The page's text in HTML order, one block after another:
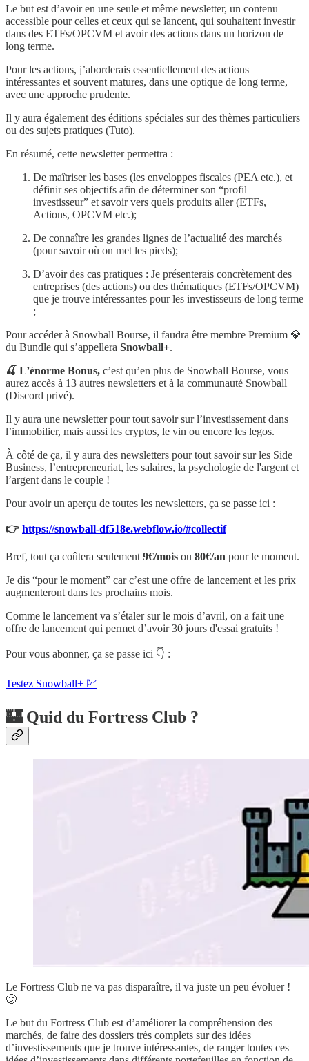
Le but est d’avoir en une seule et même newsletter, un contenu
accessible pour celles et ceux qui se lancent, qui souhaitent investir
dans des ETFs/OPCVM et avoir des actions dans un horizon de
long terme.
Pour les actions, j’aborderais essentiellement des actions
intéressantes et souvent matures, dans une optique de long terme,
avec une approche prudente.
Il y aura également des éditions spéciales sur des thèmes particuliers
ou des sujets pratiques (Tuto).
En résumé, cette newsletter permettra :
De maîtriser les bases (les enveloppes fiscales (PEA etc.), et
définir ses objectifs afin de déterminer son “profil
investisseur” et savoir vers quels produits aller (ETFs,
Actions, OPCVM etc.);
De connaître les grandes lignes de l’actualité des marchés
(pour savoir où on met les pieds);
D’avoir des cas pratiques : Je présenterais concrètement des
entreprises (des actions) ou des thématiques (ETFs/OPCVM)
que je trouve intéressantes pour les investisseurs de long terme
;
Pour accéder à Snowball Bourse, il faudra être membre Premium 💎
du Bundle qui s’appellera Snowball+.
🍒 L’énorme Bonus, c’est qu’en plus de Snowball Bourse, vous
aurez accès à 13 autres newsletters et à la communauté Snowball
(Discord privé).
Il y aura une newsletter pour tout savoir sur l’investissement dans
l’immobilier, mais aussi les cryptos, le vin ou encore les legos.
À côté de ça, il y aura des newsletters pour tout savoir sur les Side
Business, l’entrepreneuriat, les salaires, la psychologie de l'argent et
l’argent dans le couple !
Pour avoir un aperçu de toutes les newsletters, ça se passe ici :
👉 https://snowball-df518e.webflow.io/#collectif
Bref, tout ça coûtera seulement 9€/mois ou 80€/an pour le moment.
Je dis “pour le moment” car c’est une offre de lancement et les prix
augmenteront dans les prochains mois.
Comme le lancement va s’étaler sur le mois d’avril, on a fait une
offre de lancement qui permet d’avoir 30 jours d'essai gratuits !
Pour vous abonner, ça se passe ici 👇 :
Testez Snowball+ 💹
🏰 Quid du Fortress Club ?
Le Fortress Club ne va pas disparaître, il va juste un peu évoluer !
🙂
Le but du Fortress Club est d’améliorer la compréhension des
marchés, de faire des dossiers très complets sur des idées
d’investissements que je trouve intéressantes, de ranger toutes ces